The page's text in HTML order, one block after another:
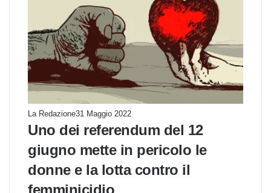
La Redazione31 Maggio 2022
Uno dei referendum del 12
giugno mette in pericolo le
donne e la lotta contro il
femminicidio